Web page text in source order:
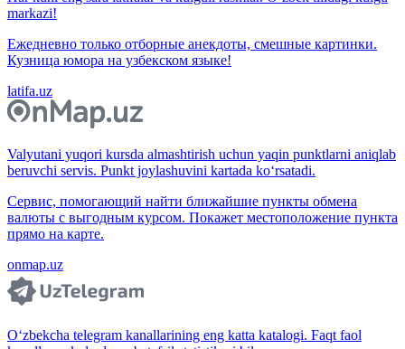
markazi!
Ежедневно только отборные анекдоты, смешные картинки.
Кузница юмора на узбекском языке!
latifa.uz
Valyutani yuqori kursda almashtirish uchun yaqin punktlarni aniqlab
beruvchi servis. Punkt joylashuvini kartada ko‘rsatadi.
Сервис, помогающий найти ближайшие пункты обмена
валюты с выгодным курсом. Покажет местоположение пункта
прямо на карте.
onmap.uz
O‘zbekcha telegram kanallarining eng katta katalogi. Faqt faol